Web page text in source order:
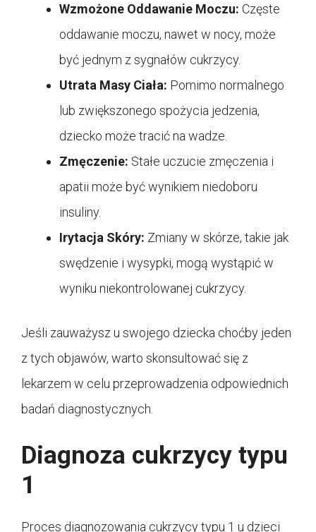
Wzmożone Oddawanie Moczu: Częste
oddawanie moczu, nawet w nocy, może
być jednym z sygnałów cukrzycy.
Utrata Masy Ciała: Pomimo normalnego
lub zwiększonego spożycia jedzenia,
dziecko może tracić na wadze.
Zmęczenie: Stałe uczucie zmęczenia i
apatii może być wynikiem niedoboru
insuliny.
Irytacja Skóry: Zmiany w skórze, takie jak
swędzenie i wysypki, mogą wystąpić w
wyniku niekontrolowanej cukrzycy.
Jeśli zauważysz u swojego dziecka choćby jeden
z tych objawów, warto skonsultować się z
lekarzem w celu przeprowadzenia odpowiednich
badań diagnostycznych.
Diagnoza cukrzycy typu
1
Proces diagnozowania cukrzycy typu 1 u dzieci